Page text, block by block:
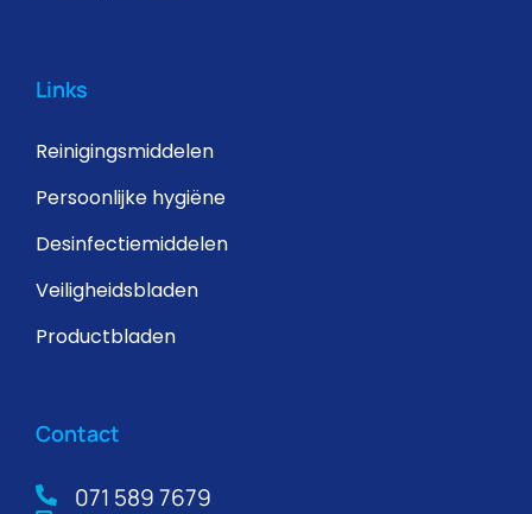
Links
Reinigingsmiddelen
Persoonlijke hygiëne
Desinfectiemiddelen
Veiligheidsbladen
Productbladen
Contact
071 589 7679